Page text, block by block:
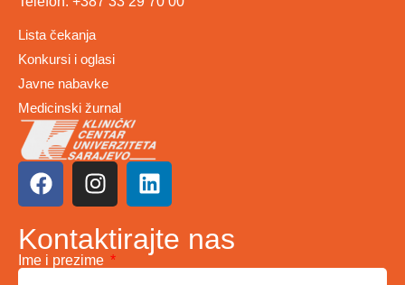
Lista čekanja
Konkursi i oglasi
Javne nabavke
Medicinski žurnal
Kontaktirajte nas
Ime i prezime